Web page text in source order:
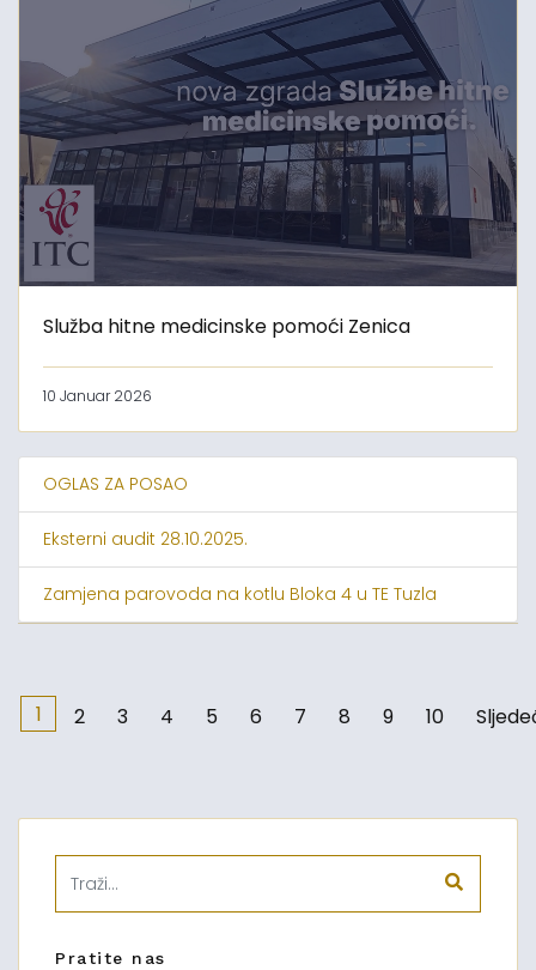
Služba hitne medicinske pomoći Zenica
10 Januar 2026
OGLAS ZA POSAO
Eksterni audit 28.10.2025.
Zamjena parovoda na kotlu Bloka 4 u TE Tuzla
1 2 3 4 5 6 7 8 9 10
Pratite nas